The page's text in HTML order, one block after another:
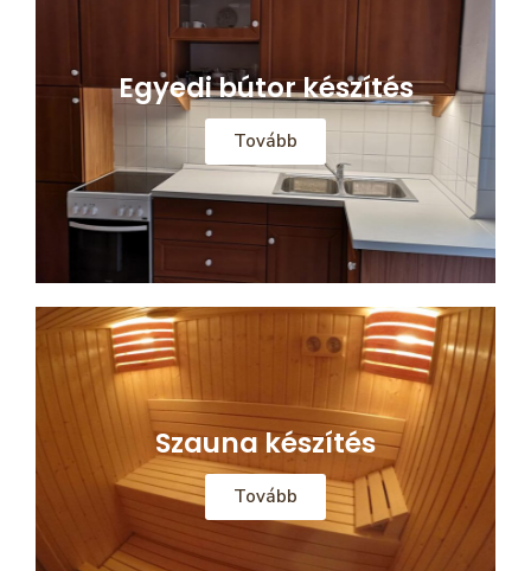
Egyedi bútor készítés
Tovább
Szauna készítés
Tovább